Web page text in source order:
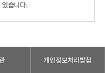
습니다.
개인정보처리방침